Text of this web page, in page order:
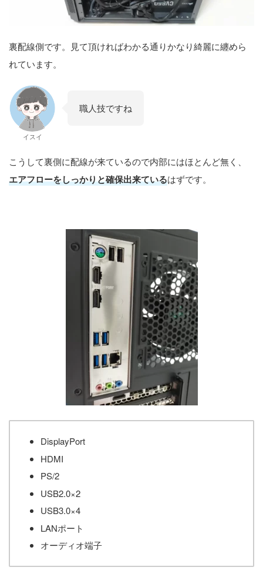
裏配線側です。見て頂ければわかる通りかなり綺麗に纏めら
れています。
イスイ
職人技ですね
こうして裏側に配線が来ているので内部にはほとんど無く、
エアフローをしっかりと確保出来ているはずです。
DisplayPort
HDMI
PS/2
USB2.0×2
USB3.0×4
LANポート
オーディオ端子